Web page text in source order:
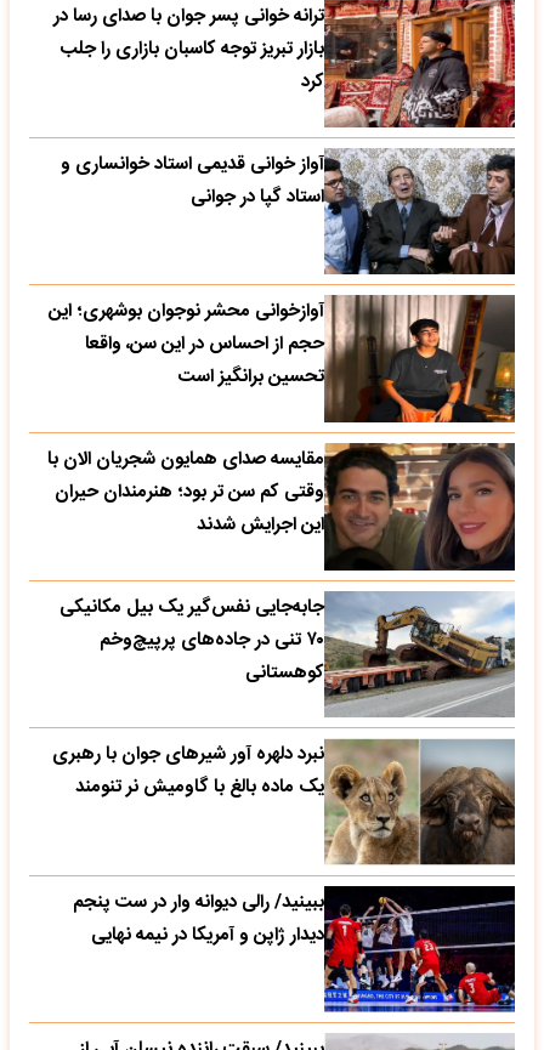
ترانه خوانی پسر جوان با صدای رسا در
بازار تبریز توجه کاسبان بازاری را جلب
کرد
آواز خوانی قدیمی استاد خوانساری و
استاد گپا در جوانی
آوازخوانی محشر نوجوان بوشهری؛ این
حجم از احساس در این سن، واقعا
تحسین‌ برانگیز است
مقایسه صدای همایون شجریان الان با
وقتی کم سن تر بود؛ هنرمندان حیران
این اجرایش شدند
جابه‌جایی نفس‌گیر یک بیل مکانیکی
۷۰ تنی در جاده‌های پرپیچ‌وخم
کوهستانی
نبرد دلهره آور شیرهای جوان با رهبری
یک ماده بالغ با گاومیش نر تنومند
ببینید/ رالی دیوانه وار در ست پنجم
دیدار ژاپن و آمریکا در نیمه نهایی